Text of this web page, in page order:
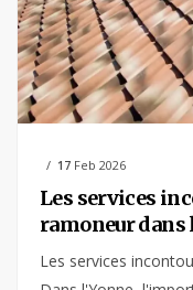
17 Feb 2026
Les services
ramoneur dans
Les services